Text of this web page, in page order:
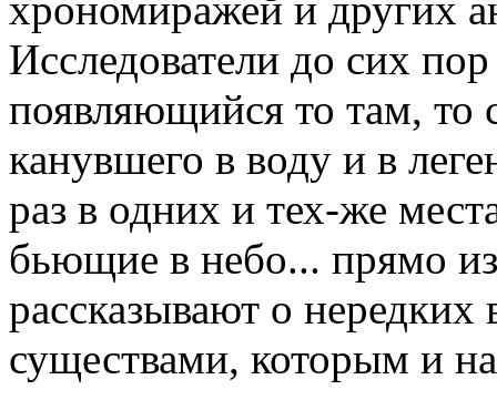
Исследователи до сих
появляющийся то там,
канувшего в воду и в
раз в одних и тех-же
бьющие в небо... прямо
рассказывают о нередких
существами, которым и